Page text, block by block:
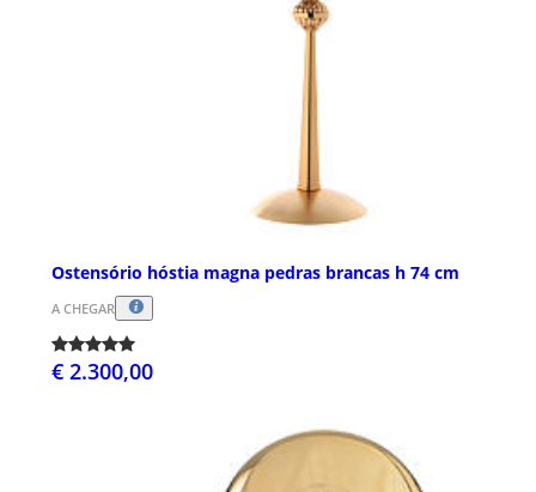
Ostensório hóstia magna pedras brancas h 74 cm
A CHEGAR
€ 2.300,00